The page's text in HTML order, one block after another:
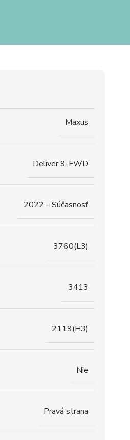
Maxus
Deliver 9-FWD
2022 – Súčasnosť
3760(L3)
3413
2119(H3)
Nie
Pravá strana